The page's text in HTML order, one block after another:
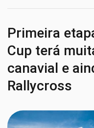
Primeira
Cup terá
canavial e
Rallycross